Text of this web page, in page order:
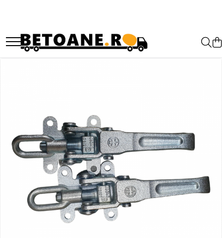
PIESE AUTOBETONIERE
AUTOBETONIERE STETTER
AUTOBETONIERE PUTZMEISTER